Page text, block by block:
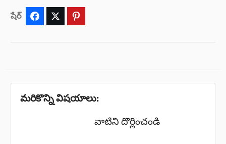
షేర్ Facebook Twitter
మరికొన్ని విషయాలు:
వాటిని దొర్లించండి